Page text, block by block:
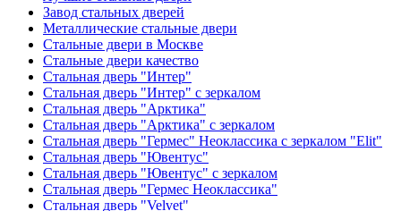
Завод стальных дверей
Металлические стальные двери
Стальные двери в Москве
Стальные двери качество
Стальная дверь "Интер"
Стальная дверь "Интер" с зеркалом
Стальная дверь "Арктика"
Стальная дверь "Арктика" с зеркалом
Стальная дверь "Гермес" Неоклассика с зеркалом "Elit"
Стальная дверь "Ювентус"
Стальная дверь "Ювентус" с зеркалом
Стальная дверь "Гермес Неоклассика"
Стальная дверь "Velvet"